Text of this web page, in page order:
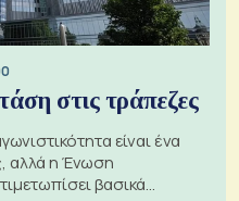
στις τράπεζες
είναι ένα
αλλά η Ένωση
βασικά